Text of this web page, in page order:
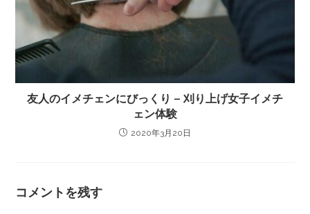
友人のイメチェンにびっくり – 刈り上げ女子イメチ
ェン体験
2020年3月20日
コメントを残す